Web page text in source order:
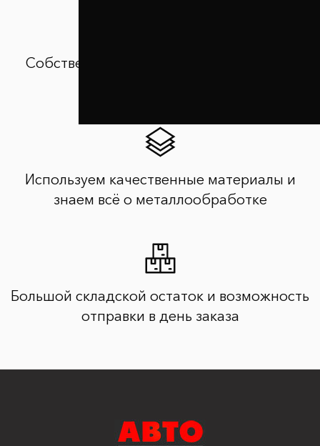
Собственное производство и контроль
Используем качественные материалы и
знаем всё о металлообработке
Большой складской остаток и возможность
отправки в день заказа